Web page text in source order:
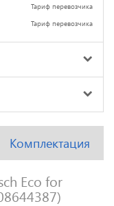
Тариф перевозчика
Тариф перевозчика
Комплектация
Eco for